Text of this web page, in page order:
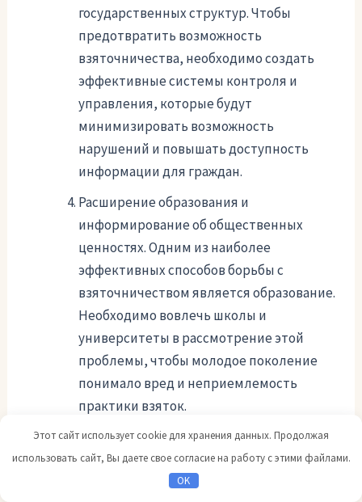
государственных структур. Чтобы
предотвратить возможность
взяточничества, необходимо создать
эффективные системы контроля и
управления, которые будут
минимизировать возможность
нарушений и повышать доступность
информации для граждан.
Расширение образования и
информирование об общественных
ценностях. Одним из наиболее
эффективных способов борьбы с
взяточничеством является образование.
Необходимо вовлечь школы и
университеты в рассмотрение этой
проблемы, чтобы молодое поколение
понимало вред и неприемлемость
практики взяток.
Преодоление проблемы взяточничества требует
усилий не только со стороны государства, но и
всего общества в целом. Это задача, которую
Этот сайт использует cookie для хранения данных. Продолжая
использовать сайт, Вы даете свое согласие на работу с этими файлами.
OK